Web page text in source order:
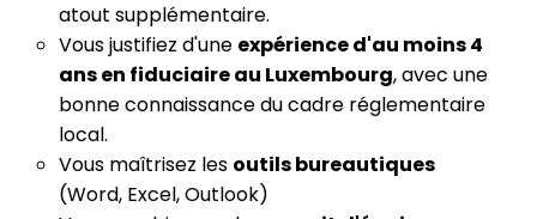
atout supplémentaire.
Vous justifiez d'une expérience d'au moins 4
ans en fiduciaire au Luxembourg, avec une
bonne connaissance du cadre réglementaire
local.
Vous maîtrisez les outils bureautiques
(Word, Excel, Outlook)